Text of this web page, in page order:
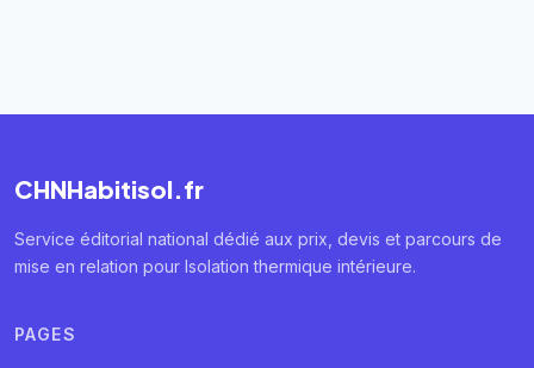
CHNHabitisol.fr
Service éditorial national dédié aux prix, devis et parcours de
mise en relation pour Isolation thermique intérieure.
PAGES